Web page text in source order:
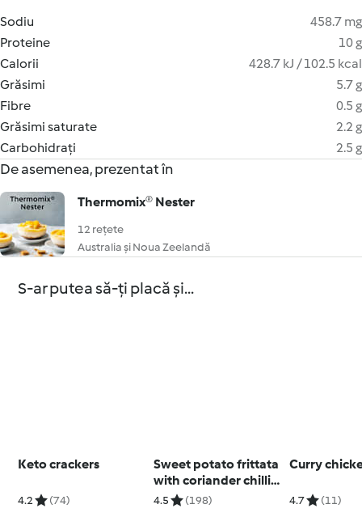
Sodiu
458.7 mg
Proteine
10 g
Calorii
428.7 kJ / 102.5 kcal
Grăsimi
5.7 g
Fibre
0.5 g
Grăsimi saturate
2.2 g
Carbohidrați
2.5 g
De asemenea, prezentat în
Thermomix® Nester
12 rețete
Australia și Noua Zeelandă
S-ar putea să-ți placă și...
Keto crackers
4.2 (74)
Sweet potato frittata
with coriander chilli
sauce
4.5 (198)
Curry
4.7 (11)